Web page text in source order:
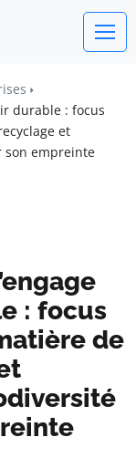
durable : focus
et
son empreinte
: focus
de